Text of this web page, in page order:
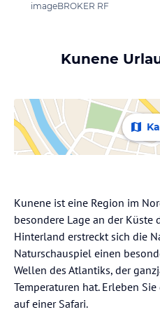
imageBROKER RF
Kunene
Kunene ist eine Region im
besondere Lage an der Küste
Hinterland erstreckt sich die
Naturschauspiel einen
Wellen des Atlantiks, der
Temperaturen hat. Erleben
auf einer Safari.